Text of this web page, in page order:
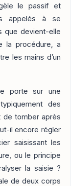
le passif et
appelés à se
que devient-elle
la procédure, a
les mains d’un
porte sur une
des
tomber après
il encore régler
saisissant les
ou le principe
la saisie ?
de deux corps